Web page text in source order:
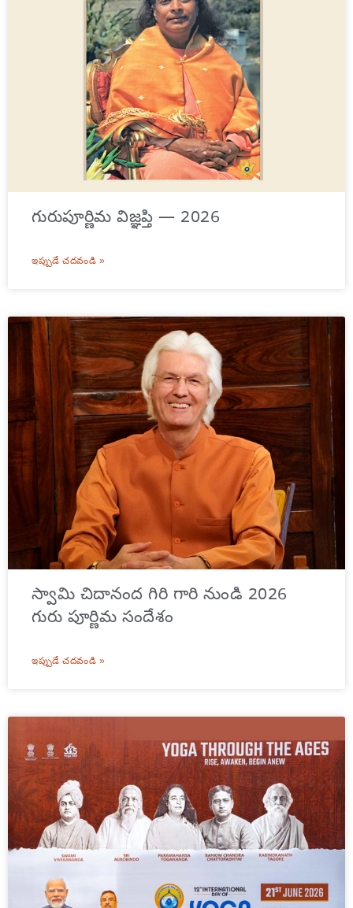
గురుపూర్ణిమ విజ్ఞప్తి — 2026
ఇప్పుడే చదవండి »
స్వామి చిదానంద గిరి గారి నుండి 2026
గురు పూర్ణిమ సందేశం
ఇప్పుడే చదవండి »